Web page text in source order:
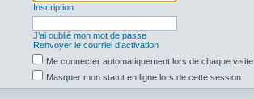
Inscription
J’ai oublié mon mot de passe
Renvoyer le courriel d’activation
Me connecter automatiquement lors de chaque visite
Masquer mon statut en ligne lors de cette session